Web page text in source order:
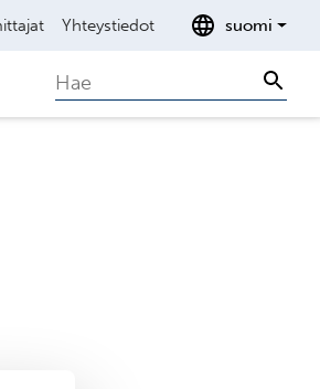
Yhteystiedot suomi
Search